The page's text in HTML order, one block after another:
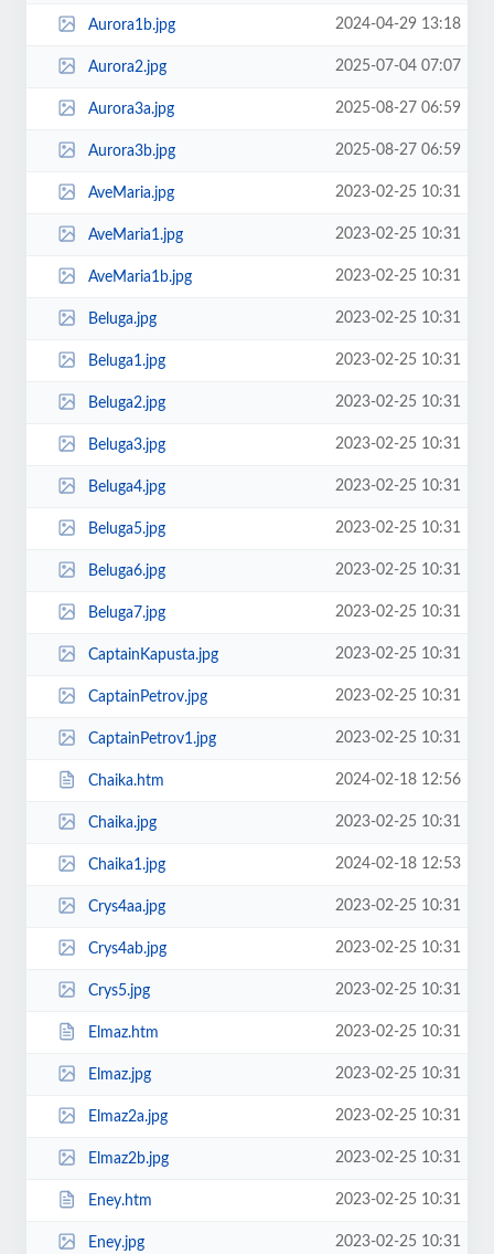
Aurora1b.jpg 2024-04-29 13:18
Aurora2.jpg 2025-07-04 07:07
Aurora3a.jpg 2025-08-27 06:59
Aurora3b.jpg 2025-08-27 06:59
AveMaria.jpg 2023-02-25 10:31
AveMaria1.jpg 2023-02-25 10:31
AveMaria1b.jpg 2023-02-25 10:31
Beluga.jpg 2023-02-25 10:31
Beluga1.jpg 2023-02-25 10:31
Beluga2.jpg 2023-02-25 10:31
Beluga3.jpg 2023-02-25 10:31
Beluga4.jpg 2023-02-25 10:31
Beluga5.jpg 2023-02-25 10:31
Beluga6.jpg 2023-02-25 10:31
Beluga7.jpg 2023-02-25 10:31
CaptainKapusta.jpg 2023-02-25 10:31
CaptainPetrov.jpg 2023-02-25 10:31
CaptainPetrov1.jpg 2023-02-25 10:31
Chaika.htm 2024-02-18 12:56
Chaika.jpg 2023-02-25 10:31
Chaika1.jpg 2024-02-18 12:53
Crys4aa.jpg 2023-02-25 10:31
Crys4ab.jpg 2023-02-25 10:31
Crys5.jpg 2023-02-25 10:31
Elmaz.htm 2023-02-25 10:31
Elmaz.jpg 2023-02-25 10:31
Elmaz2a.jpg 2023-02-25 10:31
Elmaz2b.jpg 2023-02-25 10:31
Eney.htm 2023-02-25 10:31
Eney.jpg 2023-02-25 10:31